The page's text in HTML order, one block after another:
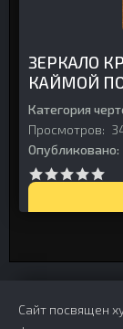
ЗЕРКАЛО
КАЙМОЙ
Категория
Просмотров:
Опубликовано:
Сайт посвящен